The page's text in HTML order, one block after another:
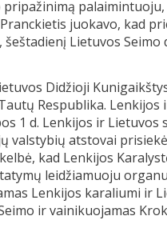
pripažinimą
juokavo, kad
Lietuvos
Didžioji
Respublika.
1 d. Lenkijos ir
valstybių atstovai
kad Lenkijos
leidžiamuoju
Lenkijos karaliumi ir
ir vainikuojamas